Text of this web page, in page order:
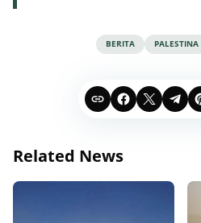
BERITA PALESTINA
Related News